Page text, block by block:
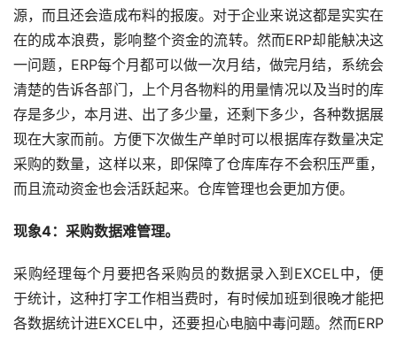
源，而且还会造成布料的报废。对于企业来说这都是实实在
在的成本浪费，影响整个资金的流转。然而ERP却能觖决这
一问题，ERP每个月都可以做一次月结，做完月结，系统会
清楚的告诉各部门，上个月各物料的用量情况以及当时的库
存是多少，本月进、出了多少量，还剩下多少，各种数据展
现在大家而前。方便下次做生产单时可以根据库存数量决定
采购的数量，这样以来，即保障了仓库库存不会积压严重，
而且流动资金也会活跃起来。仓库管理也会更加方便。
现象4：采购数据难管理。
采购经理每个月要把各采购员的数据录入到EXCEL中，便
于统计，这种打字工作相当费时，有时候加班到很晚才能把
各数据统计进EXCEL中，还要担心电脑中毒问题。然而ERP